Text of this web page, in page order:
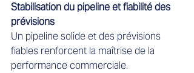
Stabilisation du pipeline et fiabilité des
prévisions
Un pipeline solide et des prévisions
fiables renforcent la maîtrise de la
performance commerciale.